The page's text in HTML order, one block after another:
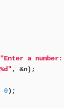
"Enter a
, &n);
0);